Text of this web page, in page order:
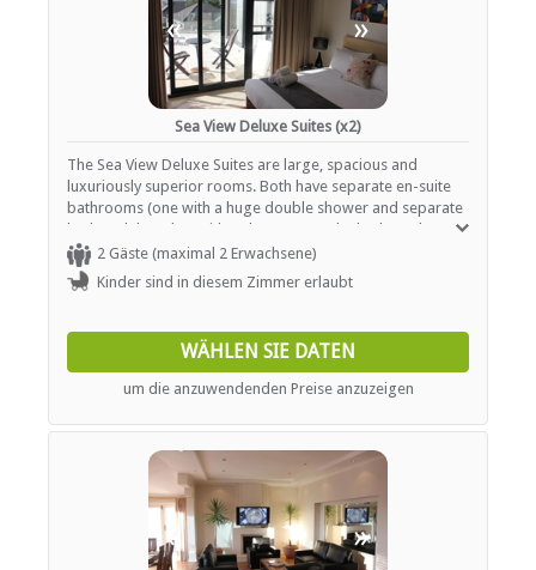
« »
Sea View Deluxe Suites (x2)
The Sea View Deluxe Suites are large, spacious and
luxuriously superior rooms. Both have separate en-suite
bathrooms (one with a huge double shower and separate
bath and the other with a shower over the bath) and
spacious sitting areas with views of Lion's Head and the
ocean from their balconies.
2 Gäste (maximal 2 Erwachsene)
Kinder sind in diesem Zimmer erlaubt
WÄHLEN SIE DATEN
um die anzuwendenden Preise anzuzeigen
« »